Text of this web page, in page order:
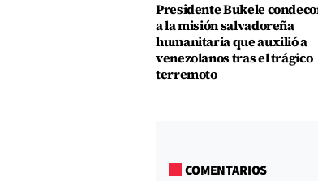
Presidente Bukele
a la misión salvadoreña
humanitaria que auxilió a
venezolanos tras el trágico
terremoto
COMENTARIOS